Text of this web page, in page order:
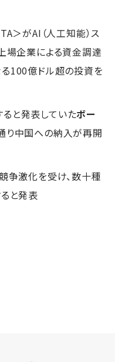
＞がAI（人工知能）ス
場企業による資金調達
100億ドル超の投資を
と発表していたボー
り中国への納入が再開
争激化を受け、数十種
と発表